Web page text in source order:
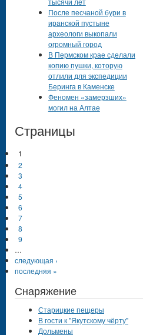
После песчаной бури в
иранской пустыне
археологи выкопали
огромный город
В Пермском крае сделали
копию пушки, которую
отлили для экспедиции
Беринга в Каменске
Феномен «замерзших»
могил на Алтае
Страницы
1
2
3
4
5
6
7
8
9
…
следующая ›
последняя »
Снаряжение
Старицкие пещеры
В гости к "Якутскому чёрту"
Дольмены